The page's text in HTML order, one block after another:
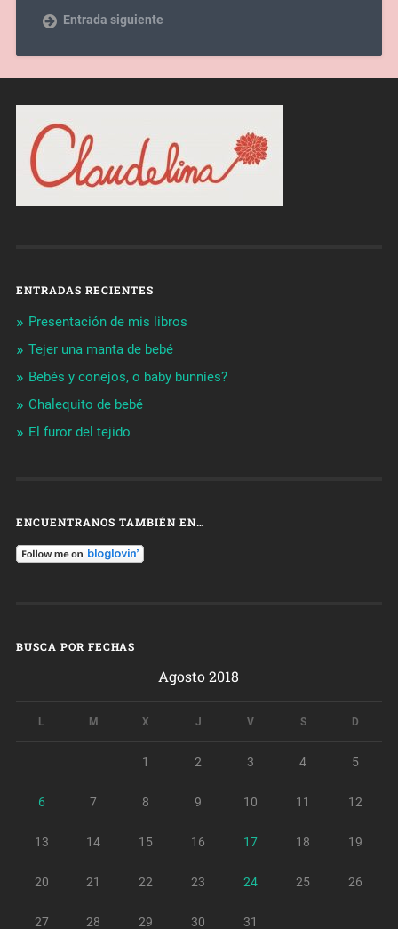
Entrada siguiente
ENTRADAS RECIENTES
Presentación de mis libros
Tejer una manta de bebé
Bebés y conejos, o baby bunnies?
Chalequito de bebé
El furor del tejido
ENCUENTRANOS TAMBIÉN EN…
BUSCA POR FECHAS
Agosto 2018
L M X J V S D
1 2 3 4 5
6 7 8 9 10 11 12
13 14 15 16 17 18 19
20 21 22 23 24 25 26
27 28 29 30 31